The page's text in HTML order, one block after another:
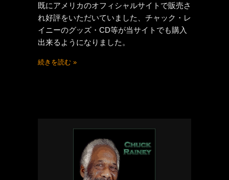
既にアメリカのオフィシャルサイトで販売さ
れ好評をいただいていました、チャック・レ
イニーのグッズ・CD等が当サイトでも購入
出来るようになりました。
続きを読む »